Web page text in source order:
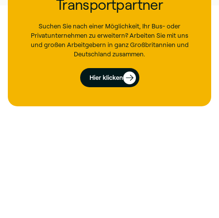
Transportpartner
Suchen Sie nach einer Möglichkeit, Ihr Bus- oder
Privatunternehmen zu erweitern? Arbeiten Sie mit uns
und großen Arbeitgebern in ganz Großbritannien und
Deutschland zusammen.
Hier klicken